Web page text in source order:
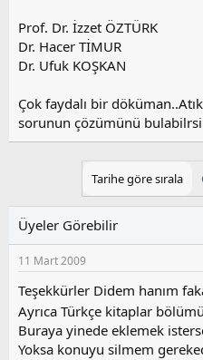
Prof. Dr. İzzet ÖZTÜRK
Dr. Hacer TİMUR
Dr. Ufuk KOŞKAN
Çok faydalı bir
sorunun çözümünü
Tarihe göre sırala
Üyeler Görebilir
11 Mart 2009
Teşekkürler Didem hanım
Ayrıca Türkçe kitaplar
Buraya yinede eklemek
Yoksa konuyu silmem